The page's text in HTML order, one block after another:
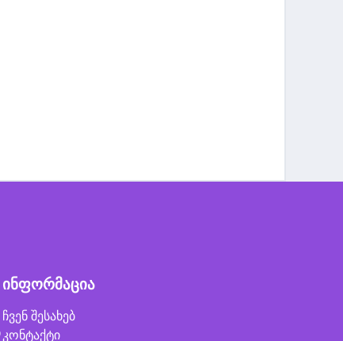
ინფორმაცია
ჩვენ შესახებ
კონტაქტი